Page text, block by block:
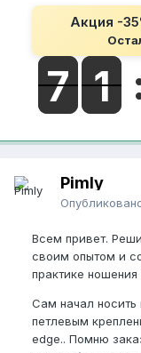
Акция -
Pimly
Всем привет.
своим опытом и
практике ношения
Сам начал
петлевым
edge.. Помню